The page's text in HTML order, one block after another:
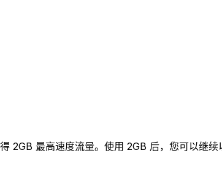
2GB 最高速度流量。使用 2GB 后，您可以继续